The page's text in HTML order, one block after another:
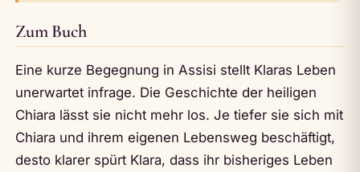
Zum Buch
Eine kurze Begegnung in Assisi stellt Klaras Leben
unerwartet infrage. Die Geschichte der heiligen
Chiara lässt sie nicht mehr los. Je tiefer sie sich mit
Chiara und ihrem eigenen Lebensweg beschäftigt,
desto klarer spürt Klara, dass ihr bisheriges Leben